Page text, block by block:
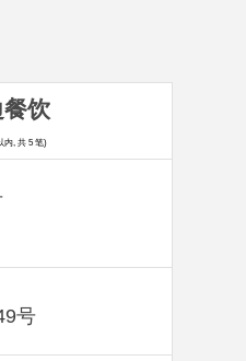
号
餐饮
内, 共 5 笔)